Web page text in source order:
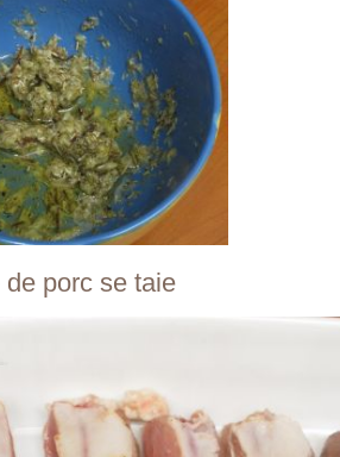
porc se taie